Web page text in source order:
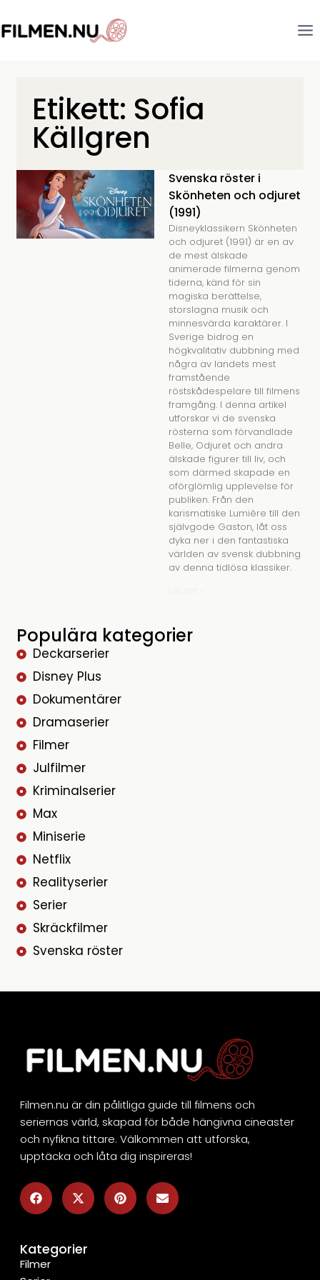
Etikett: Sofia
Källgren
Svenska röster i
Skönheten och odjuret
(1991)
Disneyklassikern Skönheten
och odjuret (1991) är en av
de mest älskade
animerade filmerna genom
tiderna, känd för sin
magiska berättelse,
storslagna musik och
minnesvärda karaktärer. I
Sverige bidrog en
högkvalitativ dubbning med
några av landets mest
framstående
röstskådespelare till filmens
framgång. I denna artikel
utforskar vi de svenska
rösterna som förvandlade
Belle, Odjuret och andra
älskade figurer till liv, och
som därmed skapade en
oförglömlig upplevelse för
publiken. Från den
karismatiske Lumière till den
självgode Gaston, låt oss
dyka ner i den fantastiska
världen av svensk dubbning
av denna tidlösa klassiker.
Populära kategorier
Deckarserier
Disney Plus
Dokumentärer
Dramaserier
Filmer
Julfilmer
Kriminalserier
Max
Miniserie
Netflix
Realityserier
Serier
Skräckfilmer
Svenska röster
Filmen.nu är din pålitliga guide till filmens och
seriernas värld, skapad för både hängivna cineaster
och nyfikna tittare. Välkommen att utforska,
upptäcka och låta dig inspireras!
Kategorier
Filmer